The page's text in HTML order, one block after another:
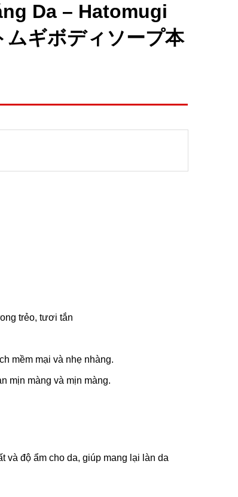
Da – Hatomugi
ギボディソープ本
trẻo, tươi tắn
mềm mại và nhẹ nhàng.
mịn màng và mịn màng.
và độ ẩm cho da, giúp mang lại làn da